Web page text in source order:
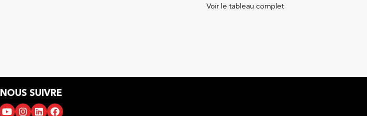
Voir le tableau complet
NOUS SUIVRE